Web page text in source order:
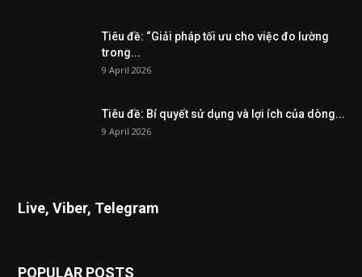
Tiêu đề: “Giải pháp tối ưu cho việc đo lường
trong...
9 April 2026
Tiêu đề: Bí quyết sử dụng và lợi ích của dòng...
9 April 2026
Live, Viber, Telegram
POPULAR POSTS